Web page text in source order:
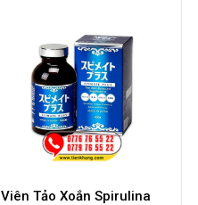
Viên Tảo Xoắn Spirulina